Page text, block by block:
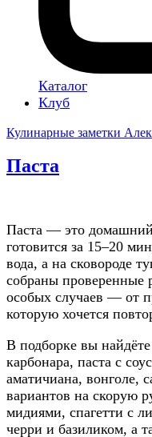
Каталог
Клуб
Кулинарные заметки
Паста
Паста — это
готовится за 15–20
вода, а на сковороде
собраны проверенные
особых случаев — от
которую хочется
В подборке вы
карбонара, паста с
аматичиана, вонголе,
вариантов на скорую
мидиями, спагетти с
черри и базиликом, а